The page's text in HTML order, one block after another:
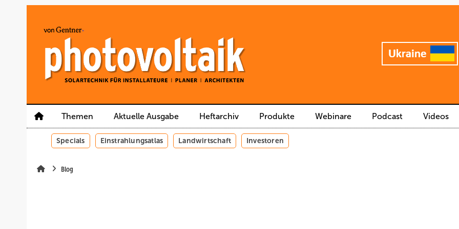
Themen Aktuelle Ausgabe Heftarchiv Produkte Webinare Podcast Videos
Specials Einstrahlungsatlas Landwirtschaft Investoren
Blog